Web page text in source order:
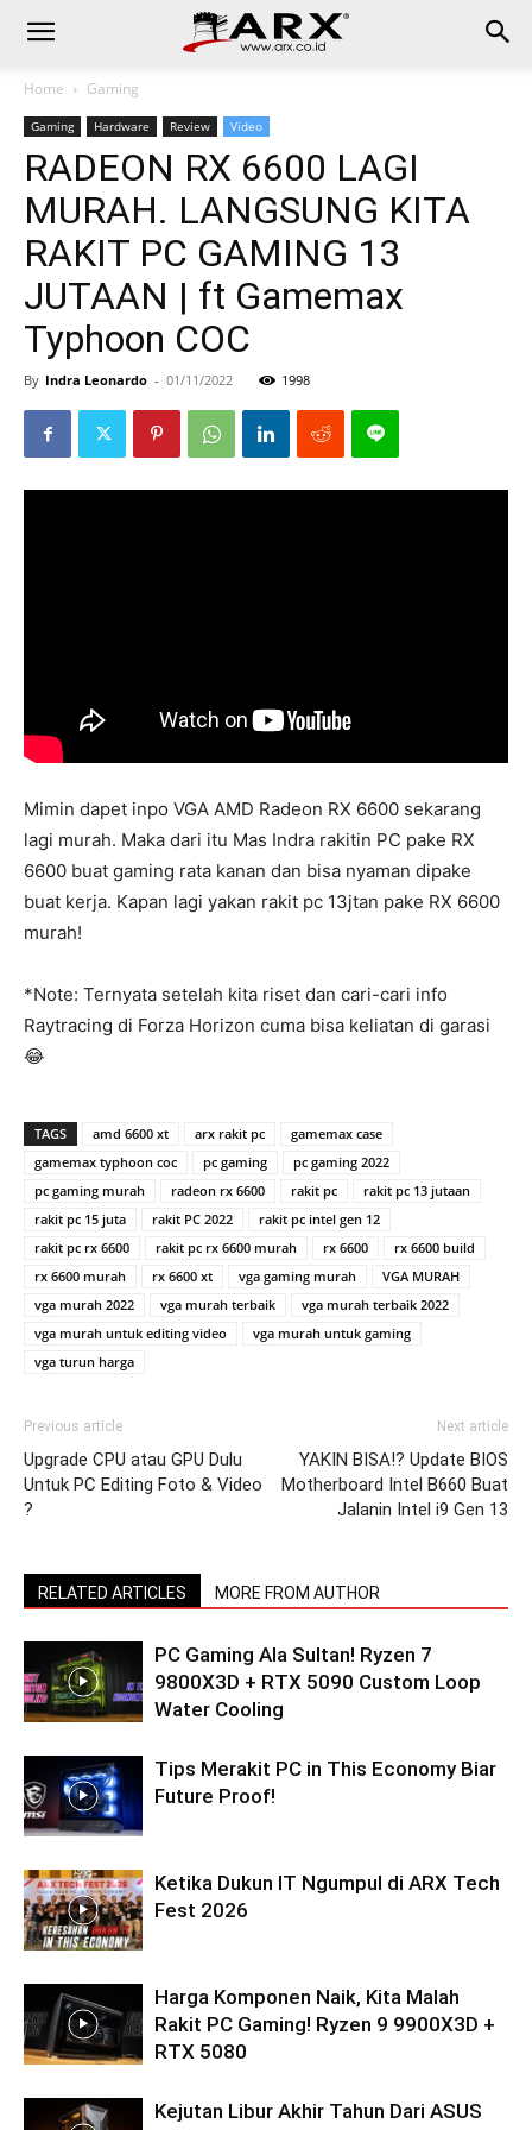
Home Gaming
Gaming Hardware Review Video
RADEON RX 6600 LAGI
MURAH. LANGSUNG KITA
RAKIT PC GAMING 13
JUTAAN | ft Gamemax
Typhoon COC
By Indra Leonardo - 01/11/2022 1998
Mimin dapet inpo VGA AMD Radeon RX 6600 sekarang
lagi murah. Maka dari itu Mas Indra rakitin PC pake RX
6600 buat gaming rata kanan dan bisa nyaman dipake
buat kerja. Kapan lagi yakan rakit pc 13jtan pake RX 6600
murah!
*Note: Ternyata setelah kita riset dan cari-cari info
Raytracing di Forza Horizon cuma bisa keliatan di garasi
😂
TAGS amd 6600 xt arx rakit pc
gamemax case
gamemax typhoon coc
pc gaming
pc gaming 2022
pc gaming murah
radeon rx 6600 rakit pc
rakit pc 13 jutaan
rakit pc 15 juta
rakit PC 2022
rakit pc intel gen 12
rakit pc rx 6600
rakit pc rx 6600 murah rx 6600
rx 6600 build
rx 6600 murah
rx 6600 xt vga gaming murah
VGA MURAH
vga murah 2022
vga murah terbaik
vga murah terbaik 2022
vga murah untuk editing video
vga murah untuk gaming
vga turun harga
Previous article
Upgrade CPU atau GPU Dulu
Untuk PC Editing Foto & Video
?
Next article
YAKIN BISA⁉ Update BIOS
Motherboard Intel B660 Buat
Jalanin Intel i9 Gen 13
RELATED ARTICLES MORE FROM AUTHOR
PC Gaming Ala Sultan! Ryzen 7
9800X3D + RTX 5090 Custom Loop
Water Cooling
Tips Merakit PC in This Economy Biar
Future Proof!
Ketika Dukun IT Ngumpul di ARX Tech
Fest 2026
Harga Komponen Naik, Kita Malah
Rakit PC Gaming! Ryzen 9 9900X3D +
RTX 5080
Kejutan Libur Akhir Tahun Dari ASUS